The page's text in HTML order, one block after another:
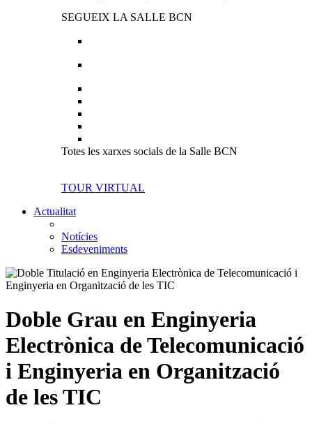
SEGUEIX LA SALLE BCN
Totes les xarxes socials de la Salle BCN
TOUR VIRTUAL
Actualitat
Notícies
Esdeveniments
Doble Grau en Enginyeria
Electrònica de Telecomunicació
i Enginyeria en Organització
de les TIC